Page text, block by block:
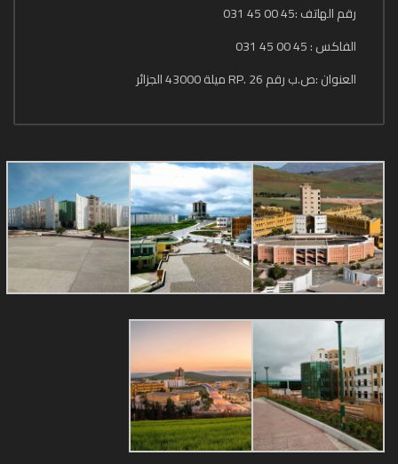
رقم الهاتف :45 00 45 031
الفاكس : 45 00 45 031
العنوان :ص.ب رقم 26 .RP ميلة 43000 الجزائر